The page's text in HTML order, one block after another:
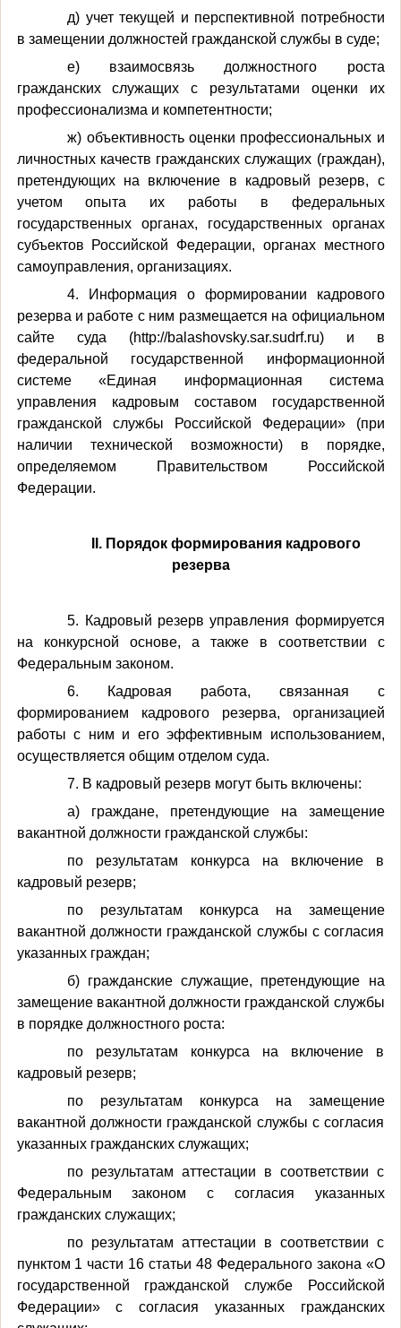
д) учет текущей и перспективной потребности
в замещении должностей гражданской службы в суде;
е) взаимосвязь должностного роста
гражданских служащих с результатами оценки их
профессионализма и компетентности;
ж) объективность оценки профессиональных и
личностных качеств гражданских служащих (граждан),
претендующих на включение в кадровый резерв, с
учетом опыта их работы в федеральных
государственных органах, государственных органах
субъектов Российской Федерации, органах местного
самоуправления, организациях.
4. Информация о формировании кадрового
резерва и работе с ним размещается на официальном
сайте суда (http://balashovsky.sar.sudrf.ru) и в
федеральной государственной информационной
системе «Единая информационная система
управления кадровым составом государственной
гражданской службы Российской Федерации» (при
наличии технической возможности) в порядке,
определяемом Правительством Российской
Федерации.
II. Порядок формирования кадрового
резерва
5. Кадровый резерв управления формируется
на конкурсной основе, а также в соответствии с
Федеральным законом.
6. Кадровая работа, связанная с
формированием кадрового резерва, организацией
работы с ним и его эффективным использованием,
осуществляется общим отделом суда.
7. В кадровый резерв могут быть включены:
а) граждане, претендующие на замещение
вакантной должности гражданской службы:
по результатам конкурса на включение в
кадровый резерв;
по результатам конкурса на замещение
вакантной должности гражданской службы с согласия
указанных граждан;
б) гражданские служащие, претендующие на
замещение вакантной должности гражданской службы
в порядке должностного роста:
по результатам конкурса на включение в
кадровый резерв;
по результатам конкурса на замещение
вакантной должности гражданской службы с согласия
указанных гражданских служащих;
по результатам аттестации в соответствии с
Федеральным законом с согласия указанных
гражданских служащих;
по результатам аттестации в соответствии с
пунктом 1 части 16 статьи 48 Федерального закона «О
государственной гражданской службе Российской
Федерации» с согласия указанных гражданских